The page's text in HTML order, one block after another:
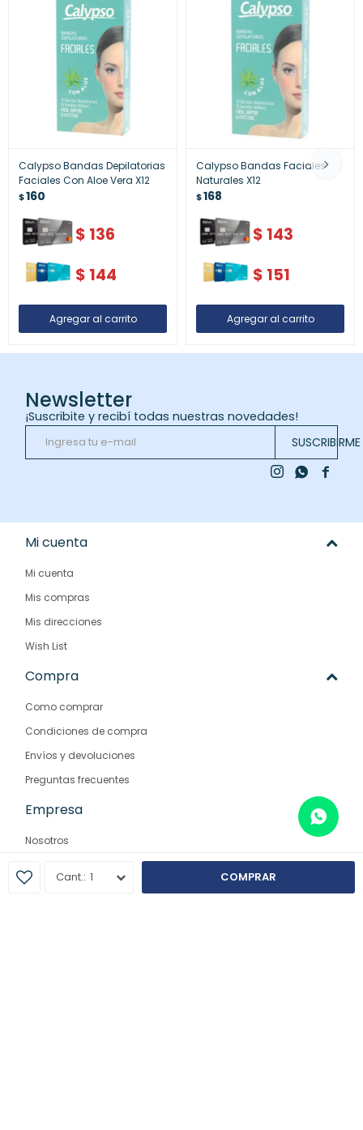
1 COMPRAR
Calypso Bandas Depilatorias
Faciales Con Aloe Vera X12
$160
$ 136
$ 144
Calypso Bandas Faciales
Naturales X12
$168
$ 143
$ 151
Newsletter
¡Suscribite y recibí todas nuestras novedades!
SUSCRIBIRME

 
Mi cuenta
Mi cuenta
Mis compras
Mis direcciones
Wish List
Compra
Como comprar
Condiciones de compra
Envíos y devoluciones
Preguntas frecuentes
Empresa
Nosotros